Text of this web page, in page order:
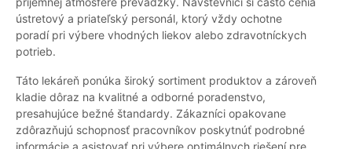
ústretový a priateľský personál, ktorý vždy ochotne
poradí pri výbere vhodných liekov alebo zdravotníckych
potrieb.
Táto lekáreň ponúka široký sortiment produktov a zároveň
kladie dôraz na kvalitné a odborné poradenstvo,
presahujúce bežné štandardy. Zákazníci opakovane
zdôrazňujú schopnosť pracovníkov poskytnúť podrobné
informácie a asistovať pri výbere optimálnych riešení pre